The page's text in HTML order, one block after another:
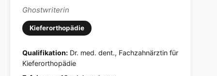
Ghostwriterin
Kieferorthopädie
Qualifikation: Dr. med. dent., Fachzahnärztin für
Kieferorthopädie